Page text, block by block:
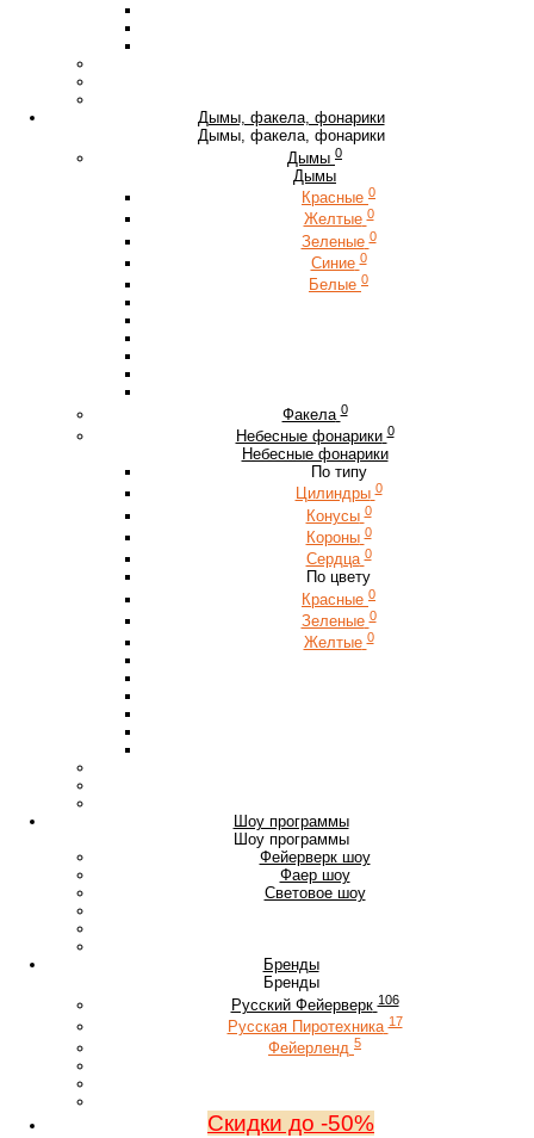
Дымы, факела, фонарики
Дымы, факела, фонарики
Дымы 0
Дымы
Красные 0
Желтые 0
Зеленые 0
Синие 0
Белые 0
Факела 0
Небесные фонарики 0
Небесные фонарики
По типу
Цилиндры 0
Конусы 0
Короны 0
Сердца 0
По цвету
Красные 0
Зеленые 0
Желтые 0
Шоу программы
Шоу программы
Фейерверк шоу
Фаер шоу
Световое шоу
Бренды
Бренды
Русский Фейерверк 106
Русская Пиротехника 17
Фейерленд 5
Скидки до -50%